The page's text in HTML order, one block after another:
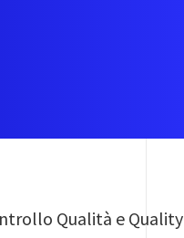
Qualità e Quality